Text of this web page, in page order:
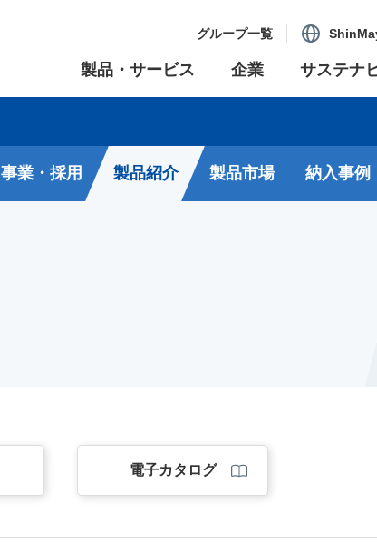
製品・サービス 企業 サステナ
グループ一覧
事業・採用 製品紹介 製品市場 納入事例
電子カタログ